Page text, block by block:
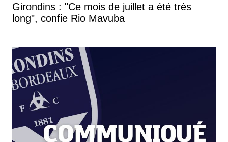
Girondins : "Ce mois de juillet a été très
long", confie Rio Mavuba